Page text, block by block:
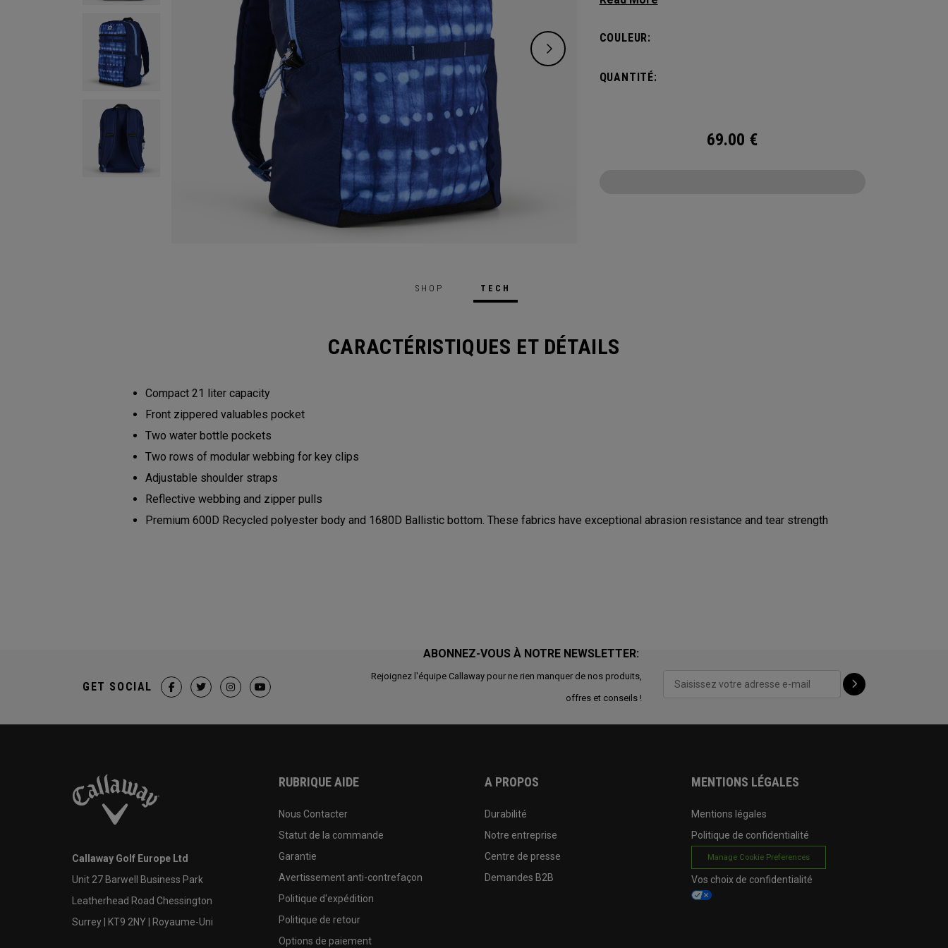
COULEUR:
QUANTITÉ:
69.00 €
SHOP TECH
CARACTÉRISTIQUES ET DÉTAILS
Compact 21 liter capacity
Front zippered valuables pocket
Two water bottle pockets
Two rows of modular webbing for key clips
Adjustable shoulder straps
Reflective webbing and zipper pulls
Premium 600D Recycled polyester body and 1680D Ballistic bottom. These fabrics have exceptional abrasion resistance and tear strength
ABONNEZ-VOUS À NOTRE NEWSLETTER:
Rejoignez l'équipe Callaway pour ne rien manquer de nos produits,
offres et conseils !
GET SOCIAL
Callaway Golf Europe Ltd
Unit 27 Barwell Business Park
Leatherhead Road Chessington
Surrey | KT9 2NY | Royaume-Uni
RUBRIQUE AIDE
Nous Contacter
Statut de la commande
Garantie
Avertissement anti-contrefaçon
Politique d'expédition
Politique de retour
Options de paiement
A PROPOS
Durabilité
Notre entreprise
Centre de presse
Demandes B2B
MENTIONS LÉGALES
Mentions légales
Politique de confidentialité
Manage Cookie Preferences
Vos choix de confidentialité